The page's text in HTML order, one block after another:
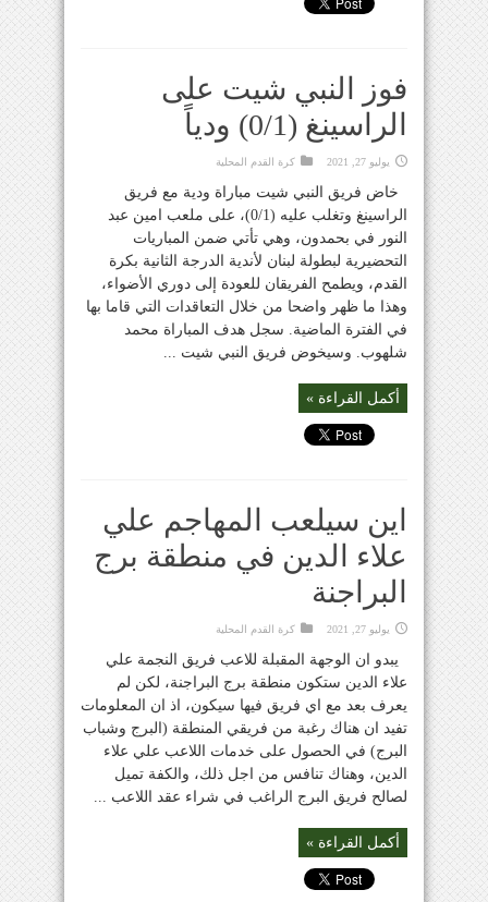
فوز النبي شيت على
الراسينغ (0/1) ودياً
يوليو 27, 2021 كرة القدم المحلية
خاض فريق النبي شيت مباراة ودية مع فريق
الراسينغ وتغلب عليه (0/1)، على ملعب امين عبد
النور في بحمدون، وهي تأتي ضمن المباريات
التحضيرية لبطولة لبنان لأندية الدرجة الثانية بكرة
القدم، ويطمح الفريقان للعودة إلى دوري الأضواء،
وهذا ما ظهر واضحا من خلال التعاقدات التي قاما بها
في الفترة الماضية. سجل هدف المباراة محمد
شلهوب. وسيخوض فريق النبي شيت ...
أكمل القراءة »
اين سيلعب المهاجم علي
علاء الدين في منطقة برج
البراجنة
يوليو 27, 2021 كرة القدم المحلية
يبدو ان الوجهة المقبلة للاعب فريق النجمة علي
علاء الدين ستكون منطقة برج البراجنة، لكن لم
يعرف بعد مع اي فريق فيها سيكون، اذ ان المعلومات
تفيد ان هناك رغبة من فريقي المنطقة (البرج وشباب
البرج) في الحصول على خدمات اللاعب علي علاء
الدين، وهناك تنافس من اجل ذلك، والكفة تميل
لصالح فريق البرج الراغب في شراء عقد اللاعب ...
أكمل القراءة »